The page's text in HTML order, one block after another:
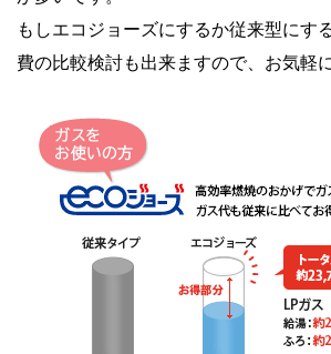
もしエコジョーズにするか従来型にす
費の比較検討も出来ますので、お気軽